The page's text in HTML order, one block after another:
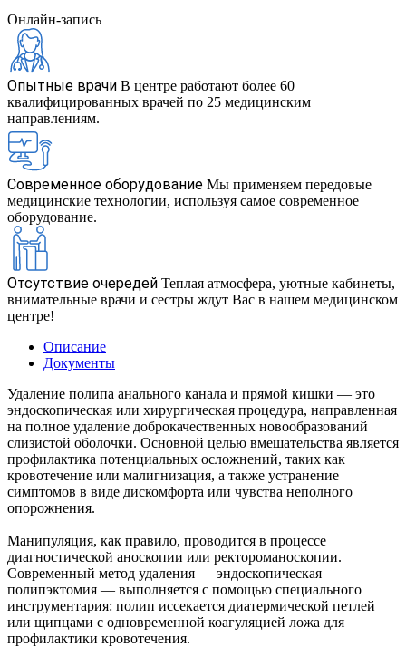
Онлайн-запись
Опытные врачи В центре работают более 60
квалифицированных врачей по 25 медицинским
направлениям.
Современное оборудование Мы применяем передовые
медицинские технологии, используя самое современное
оборудование.
Отсутствие очередей Теплая атмосфера, уютные кабинеты,
внимательные врачи и сестры ждут Вас в нашем медицинском
центре!
Описание
Документы
Удаление полипа анального канала и прямой кишки — это
эндоскопическая или хирургическая процедура, направленная
на полное удаление доброкачественных новообразований
слизистой оболочки. Основной целью вмешательства является
профилактика потенциальных осложнений, таких как
кровотечение или малигнизация, а также устранение
симптомов в виде дискомфорта или чувства неполного
опорожнения.
Манипуляция, как правило, проводится в процессе
диагностической аноскопии или ректороманоскопии.
Современный метод удаления — эндоскопическая
полипэктомия — выполняется с помощью специального
инструментария: полип иссекается диатермической петлей
или щипцами с одновременной коагуляцией ложа для
профилактики кровотечения.